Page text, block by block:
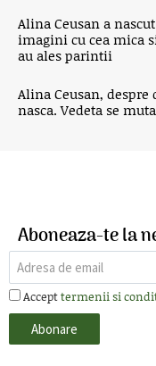
Alina Ceusan a
imagini cu cea mica
au ales parintii
Alina Ceusan,
nasca. Vedeta se
Aboneaza-te la
Accepttermenii si